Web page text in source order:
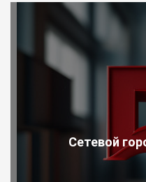
Сетевой